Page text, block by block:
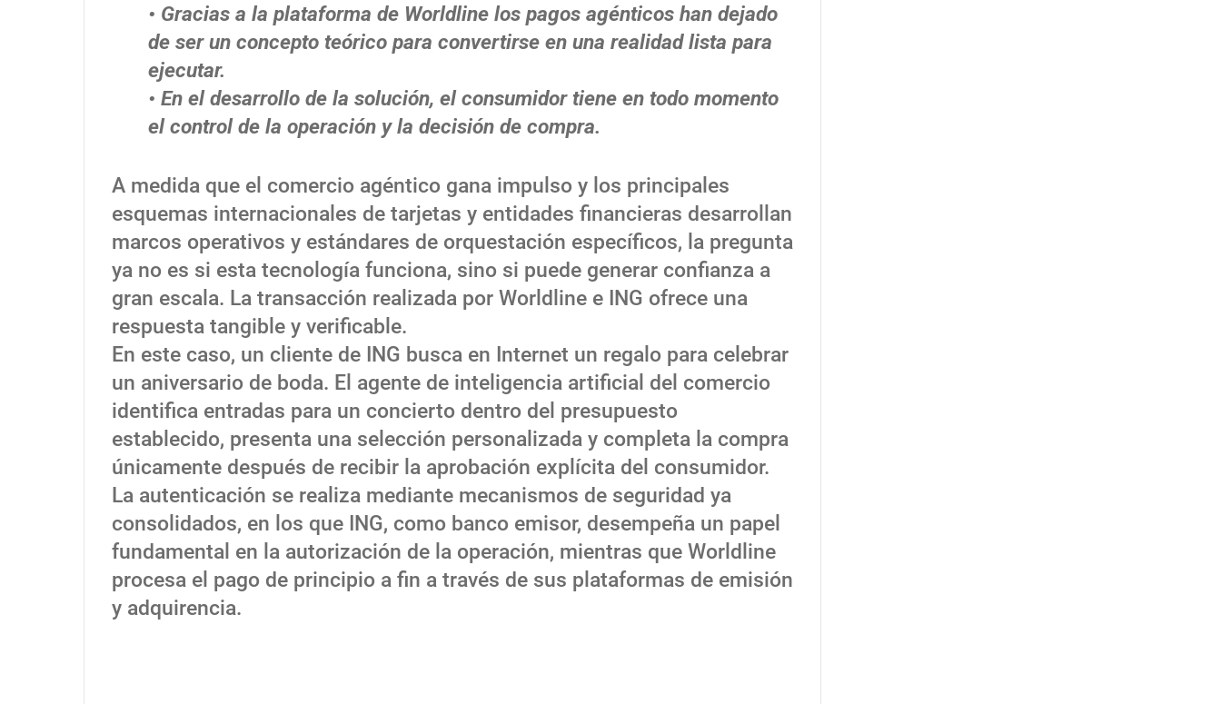
• Gracias a la plataforma de Worldline los pagos agénticos han dejado
de ser un concepto teórico para convertirse en una realidad lista para
ejecutar.
• En el desarrollo de la solución, el consumidor tiene en todo momento
el control de la operación y la decisión de compra.
A medida que el comercio agéntico gana impulso y los principales
esquemas internacionales de tarjetas y entidades financieras desarrollan
marcos operativos y estándares de orquestación específicos, la pregunta
ya no es si esta tecnología funciona, sino si puede generar confianza a
gran escala. La transacción realizada por Worldline e ING ofrece una
respuesta tangible y verificable.
En este caso, un cliente de ING busca en Internet un regalo para celebrar
un aniversario de boda. El agente de inteligencia artificial del comercio
identifica entradas para un concierto dentro del presupuesto
establecido, presenta una selección personalizada y completa la compra
únicamente después de recibir la aprobación explícita del consumidor.
La autenticación se realiza mediante mecanismos de seguridad ya
consolidados, en los que ING, como banco emisor, desempeña un papel
fundamental en la autorización de la operación, mientras que Worldline
procesa el pago de principio a fin a través de sus plataformas de emisión
y adquirencia.